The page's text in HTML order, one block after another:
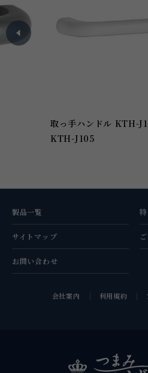
取っ手ハンドル KTH-
KTH-J105
製品一覧
サイトマップ
お問い合わせ
会社案内 利用規約